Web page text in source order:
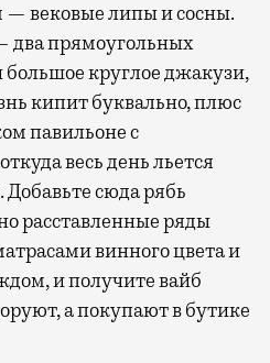
— вековые липы и сосны.
прямоугольных
большое круглое джакузи,
кипит буквально, плюс
павильоне с
весь день льется
сюда рябь
расставленные ряды
винного цвета и
и получите вайб
а покупают в бутике